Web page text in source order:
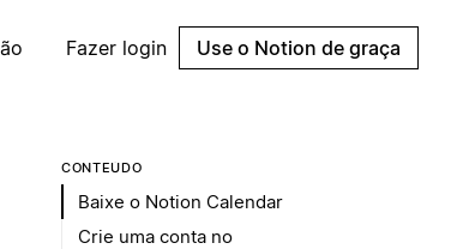
Fazer login Use o Notion de graça
CONTEÚDO
Baixe o Notion Calendar
Crie uma conta no